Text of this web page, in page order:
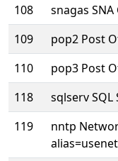
108
snagas
109
pop2 Post
110
pop3 Post
118
sqlserv SQL
119
nntp
alias=usenet